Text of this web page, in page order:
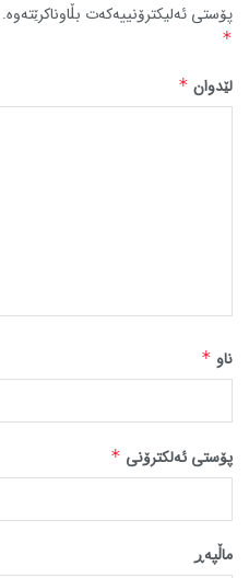
پۆستی ئەلیکترۆنییەکەت بڵاوناکرێتەوە.
*
لێدوان *
ناو *
پۆستی ئەلکترۆنی *
ماڵپه‌ڕ